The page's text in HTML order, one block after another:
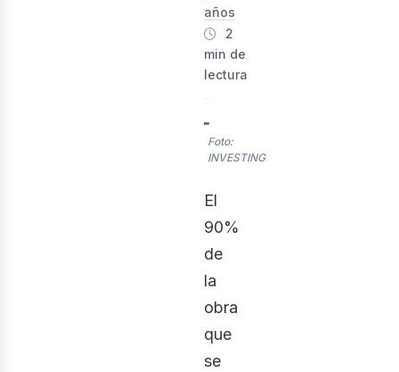
años
2
min de
lectura
Foto:
INVESTING
El
90%
de
la
obra
que
se